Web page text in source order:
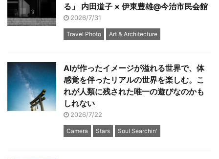
る」 内田道子 × 伊東豊雄@今治市民会館
2026/7/31
Travel Photo Art & Architecture
AIが作ったイメージが溢れる世界で、体
感覚を伴ったリアルの世界を楽しむ。こ
れが人類に残された唯一の遊びなのかも
しれない
2026/7/22
Camera Stars Soul Searchin'